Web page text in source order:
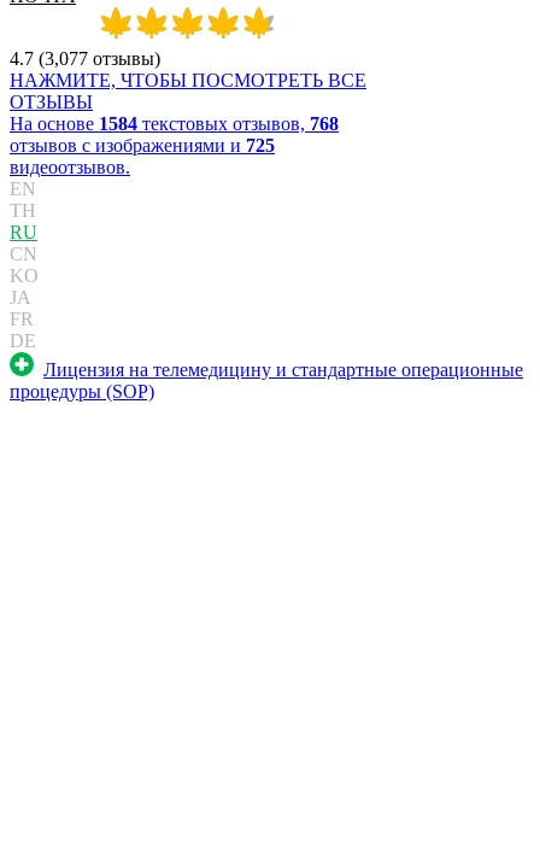
4.7 (3,077 отзывы)
НАЖМИТЕ, ЧТОБЫ ПОСМОТРЕТЬ ВСЕ
ОТЗЫВЫ
На основе 1584 текстовых отзывов, 768
отзывов с изображениями и 725
видеоотзывов.
EN
TH
RU
CN
KO
JA
FR
DE
Лицензия на телемедицину и стандартные операционные
процедуры (SOP)